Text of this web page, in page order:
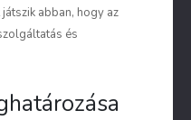
abban, hogy az
és